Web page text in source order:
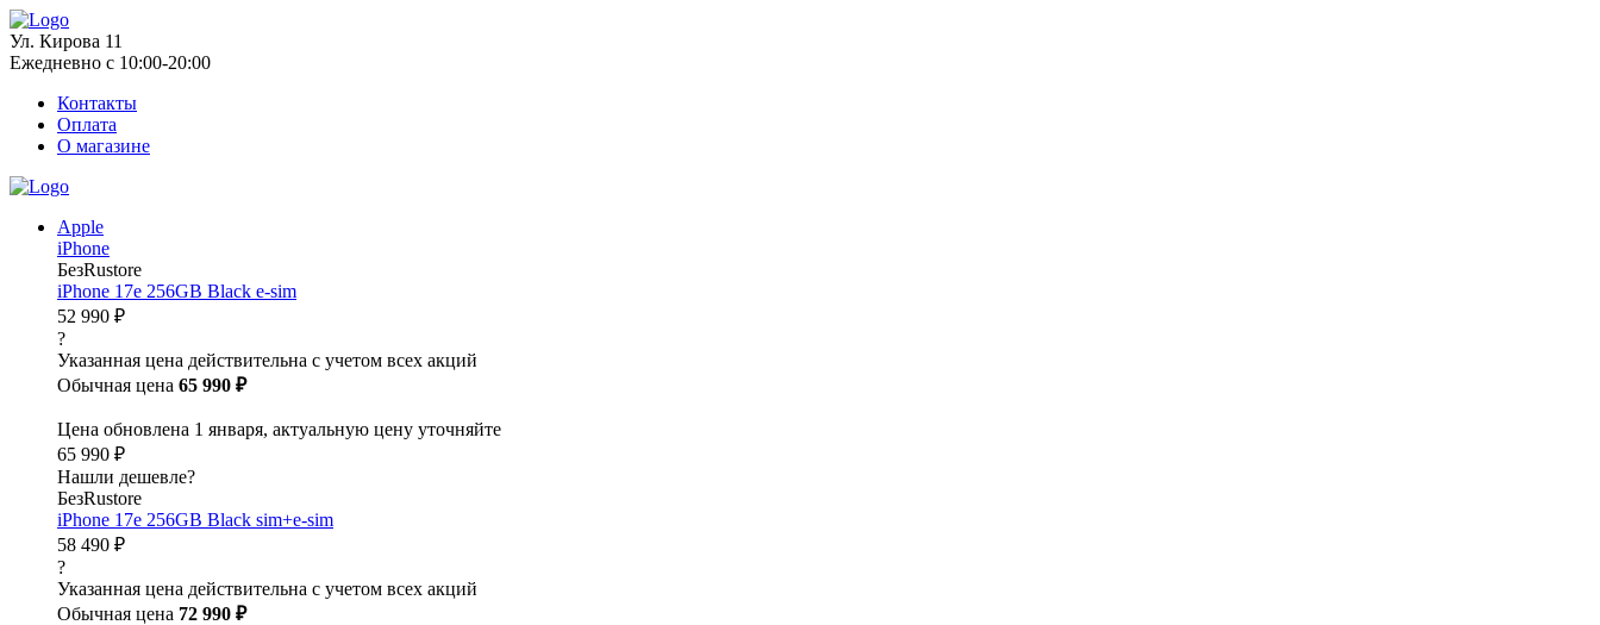
Ул. Кирова 11
Ежедневно с 10:00-20:00
Контакты
Оплата
О магазине
Apple
iPhone
БезRustore
iPhone 17e 256GB Black e-sim
52 990 ₽
?
Указанная цена действительна с учетом всех акций
Обычная цена 65 990 ₽
Цена обновлена 1 января, актуальную цену уточняйте
65 990 ₽
Нашли дешевле?
БезRustore
iPhone 17e 256GB Black sim+e-sim
58 490 ₽
?
Указанная цена действительна с учетом всех акций
Обычная цена 72 990 ₽